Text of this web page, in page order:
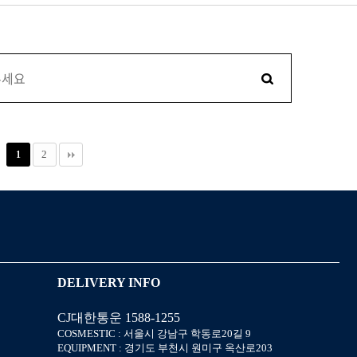
1 2
DELIVERY INFO
CJ대한통운 1588-1255
COSMESTIC : 서울시 강남구 학동로20길 9
EQUIPMENT : 경기도 부천시 원미구 옥산로203